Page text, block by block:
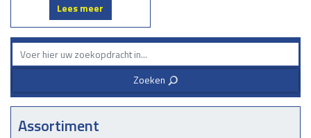
Zoeken 3
Assortiment
Kies voor een betrouwbare en complete service in dubbelstaafmatten.
Neem vandaag nog contact met ons op voor een vrijblijvende offerte
of persoonlijk advies. Samen zorgen we voor een stevig en stijlvol
hekwerk dat jaren meegaat!
Lees meer